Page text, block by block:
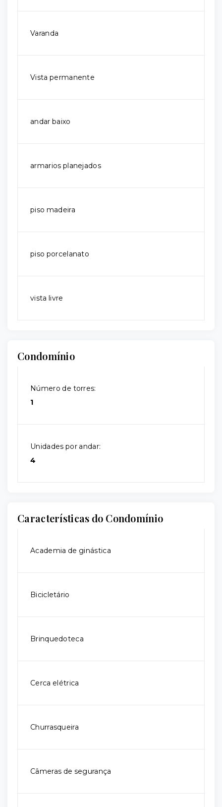
Varanda
Vista permanente
andar baixo
armarios planejados
piso madeira
piso porcelanato
vista livre
Condomínio
Número de torres:
1
Unidades por andar:
4
Características do Condomínio
Academia de ginástica
Bicicletário
Brinquedoteca
Cerca elétrica
Churrasqueira
Câmeras de segurança